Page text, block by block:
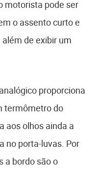
motorista pode ser
o assento curto e
de exibir um
proporciona
termômetro do
aos olhos ainda a
no porta-luvas. Por
a bordo são o